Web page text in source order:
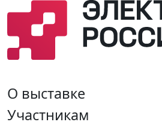
О выставке
Участникам